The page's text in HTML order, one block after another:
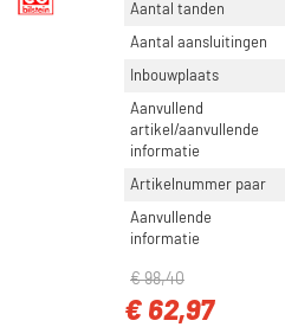
Aantal tanden
Aantal aansluitingen
Inbouwplaats
Aanvullend
artikel/aanvullende
informatie
Artikelnummer paar
Aanvullende
informatie
€ 98,40
€ 62,97